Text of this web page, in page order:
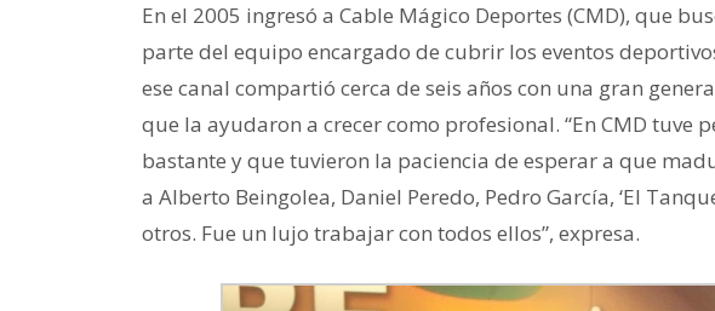
En el 2005 ingresó a Cable Mágico Deportes (CMD), que
parte del equipo encargado de cubrir los eventos
ese canal compartió cerca de seis años con una gran
que la ayudaron a crecer como profesional. “En CMD tuve
bastante y que tuvieron la paciencia de esperar a que
a Alberto Beingolea, Daniel Peredo, Pedro García, ‘El
otros. Fue un lujo trabajar con todos ellos”, expresa.